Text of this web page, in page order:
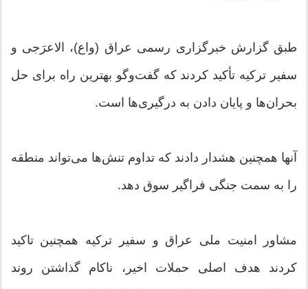
طبق گزارش خبرگزاری رسمی عراق (واع)، الاعرَجی و
سفیر ترکیه تأکید کردند که گفت‌وگو بهترین راه برای حل
بحران‌ها و پایان دادن به درگیری‌ها است.
آنها همچنین هشدار دادند که تداوم تنش‌ها می‌تواند منطقه
را به سمت جنگی فراگیر سوق دهد.
مشاور امنیت ملی عراق و سفیر ترکیه همچنین تاکید
کردند هدف اصلی حملات اخیر، ناکام گذاشتن روند